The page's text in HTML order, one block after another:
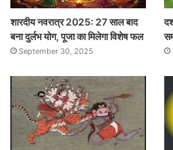
शारदीय नवरात्र 2025: 27 साल बाद
बना दुर्लभ योग, पूजा का मिलेगा विशेष फल
September 30, 2025